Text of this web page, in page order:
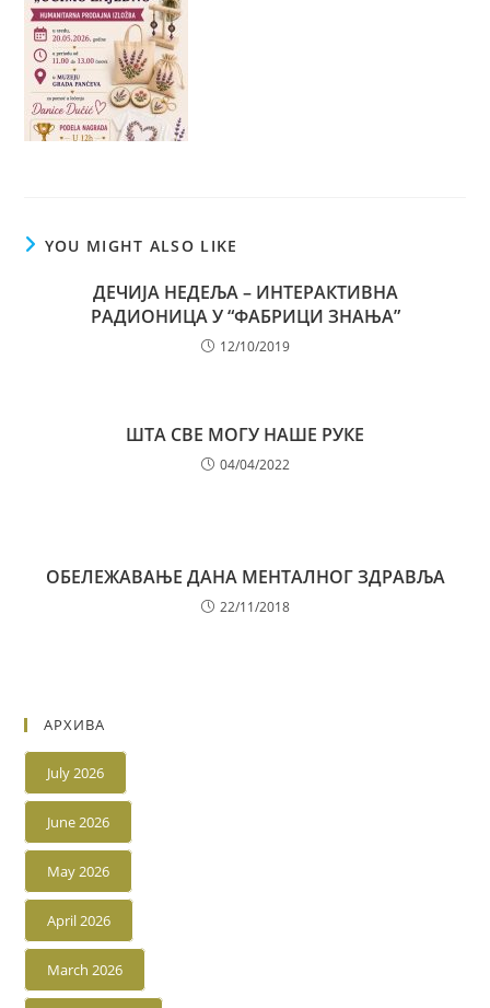
YOU MIGHT ALSO LIKE
ДЕЧИЈА НЕДЕЉА – ИНТЕРАКТИВНА
РАДИОНИЦА У “ФАБРИЦИ ЗНАЊА”
12/10/2019
ШТА СВЕ МОГУ НАШЕ РУКЕ
04/04/2022
ОБЕЛЕЖАВАЊЕ ДАНА МЕНТАЛНОГ ЗДРАВЉА
22/11/2018
АРХИВА
July 2026
June 2026
May 2026
April 2026
March 2026